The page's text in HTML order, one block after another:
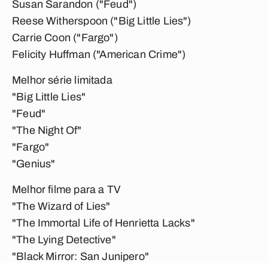
Susan Sarandon ("Feud")
Reese Witherspoon ("Big Little Lies")
Carrie Coon ("Fargo")
Felicity Huffman ("American Crime")
Melhor série limitada
"Big Little Lies"
"Feud"
"The Night Of"
"Fargo"
"Genius"
Melhor filme para a TV
"The Wizard of Lies"
"The Immortal Life of Henrietta Lacks"
"The Lying Detective"
"Black Mirror: San Junipero"